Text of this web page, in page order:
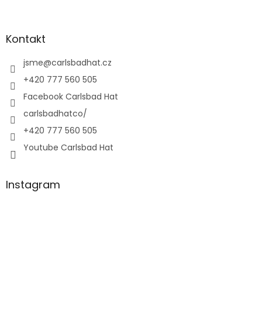
Kontakt
jsme@carlsbadhat.cz
+420 777 560 505
Facebook Carlsbad Hat
carlsbadhatco/
+420 777 560 505
Youtube Carlsbad Hat
Instagram